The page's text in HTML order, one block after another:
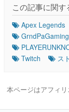
この記事に関す
Apex Legends
GrndPaGaming
Twitch
ス
本ページはアフィ